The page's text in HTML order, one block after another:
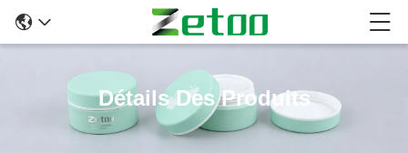
Détails Des Produits